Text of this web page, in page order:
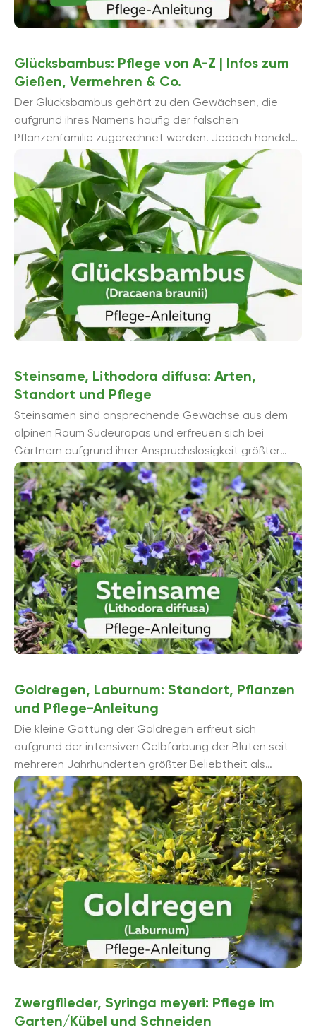
Glücksbambus: Pflege von A-Z | Infos zum
Gießen, Vermehren & Co.
Der Glücksbambus gehört zu den Gewächsen, die
aufgrund ihres Namens häufig der falschen
Pflanzenfamilie zugerechnet werden. Jedoch handelt
es sich bei dem Spargelgewächs, das unter ...
Steinsame, Lithodora diffusa: Arten,
Standort und Pflege
Steinsamen sind ansprechende Gewächse aus dem
alpinen Raum Südeuropas und erfreuen sich bei
Gärtnern aufgrund ihrer Anspruchslosigkeit größter
Beliebtheit. Die Blüten in verschiedenen Farben
sorgen ...
Goldregen, Laburnum: Standort, Pflanzen
und Pflege-Anleitung
Die kleine Gattung der Goldregen erfreut sich
aufgrund der intensiven Gelbfärbung der Blüten seit
mehreren Jahrhunderten größter Beliebtheit als
Zierpflanze. Seine Anspruchslosigkeit und die
anpassungsfähige Art ...
Zwergflieder, Syringa meyeri: Pflege im
Garten/Kübel und Schneiden